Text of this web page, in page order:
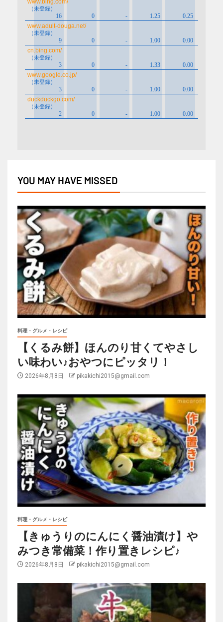
YOU MAY HAVE MISSED
料理・グルメ・レシピ
【くるみ餅】ほんのり甘くてやさし
い味わい♪おやつにピッタリ！
2026年8月8日 pikakichi2015@gmail.com
料理・グルメ・レシピ
【きゅうりのにんにく醤油漬け】や
みつき常備菜！作り置きレシピ♪
2026年8月8日 pikakichi2015@gmail.com